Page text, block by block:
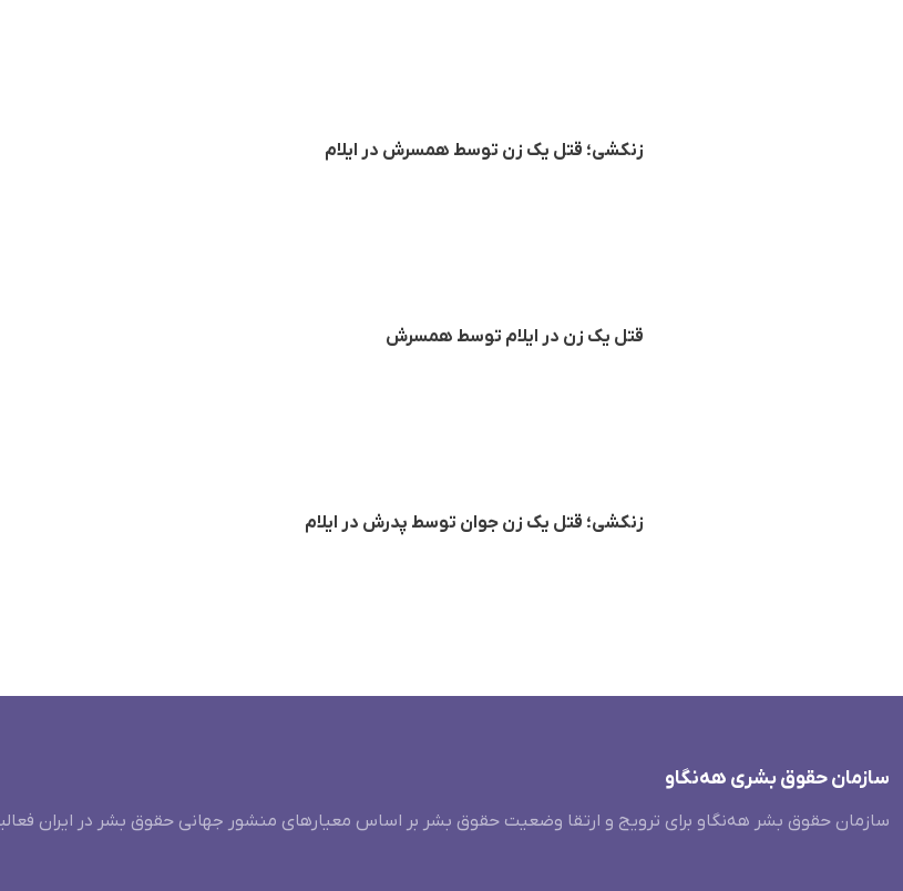
زنکشی؛ قتل یک زن توسط همسرش در ایلام
قتل یک زن در ایلام توسط همسرش
زنکشی؛ قتل یک زن جوان توسط پدرش در ایلام
سازمان حقوق بشری هەنگاو
سازمان حقوق بشر هه‌نگاو برای ترویج و ارتقا وضعیت حقوق بشر بر اساس معیارهای منشور جهانی حقوق بشر در ایران